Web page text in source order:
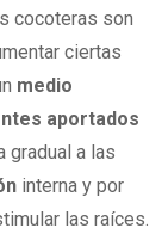
cocoteras son
ciertas
medio
aportados
gradual a las
interna y por
las raíces.